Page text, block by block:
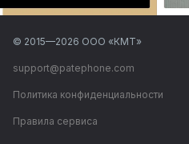
© 2015—2026 ООО «КМТ»
support@patephone.com
Политика конфиденциальности
Правила сервиса